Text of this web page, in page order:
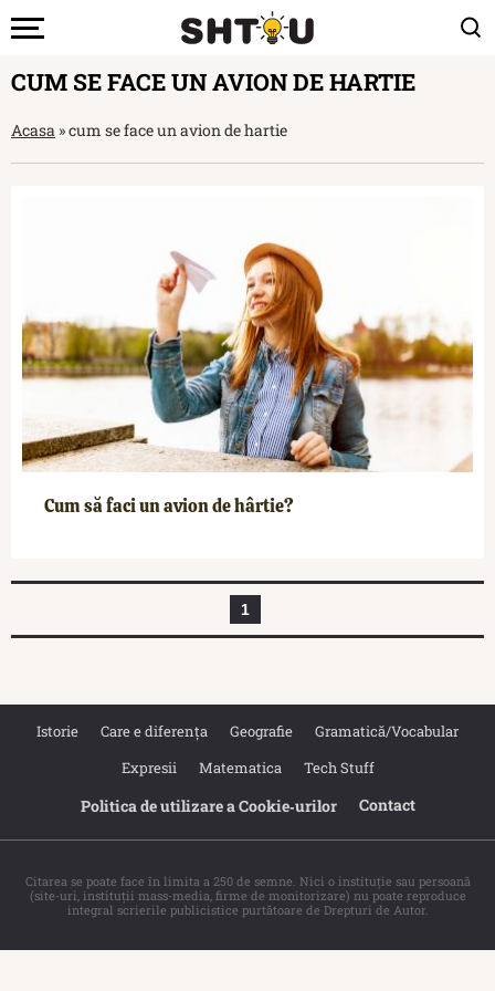
CUM SE FACE UN AVION DE HARTIE
Acasa »cum se face un avion de hartie
Cum să faci un avion de hârtie?
1
Istorie Care e diferența Geografie
Gramatică/Vocabular
Expresii
Matematica Tech Stuff
Politica de utilizare a Cookie‐urilor Contact
Citarea se poate face în limita a 250 de semne. Nici o instituţie sau persoană
(site-uri, instituţii mass-media, firme de monitorizare) nu poate reproduce
integral scrierile publicistice purtătoare de Drepturi de Autor.